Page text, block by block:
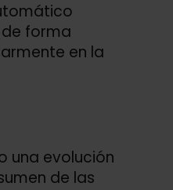
forma
en la
una evolución
de las